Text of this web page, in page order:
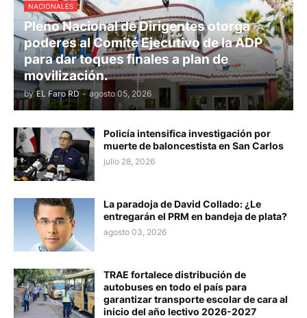
NACIONALES
Pleno Nacional de Dirigentes otorga
poderes al Comité Ejecutivo de la ADP
para dar toques finales a plan de
movilización.
by EL Faro RD - agosto 05, 2026
Policía intensifica investigación por
muerte de baloncestista en San Carlos
julio 28, 2026
La paradoja de David Collado: ¿Le
entregarán el PRM en bandeja de plata?
agosto 03, 2026
TRAE fortalece distribución de
autobuses en todo el país para
garantizar transporte escolar de cara al
inicio del año lectivo 2026-2027